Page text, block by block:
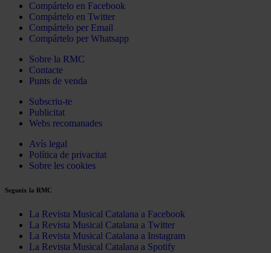
Compártelo en Facebook
Compártelo en Twitter
Compártelo per Email
Compártelo per Whatsapp
Sobre la RMC
Contacte
Punts de venda
Subscriu-te
Publicitat
Webs recomanades
Avís legal
Política de privacitat
Sobre les cookies
Segueix la RMC
La Revista Musical Catalana a Facebook
La Revista Musical Catalana a Twitter
La Revista Musical Catalana a Instagram
La Revista Musical Catalana a Spotify